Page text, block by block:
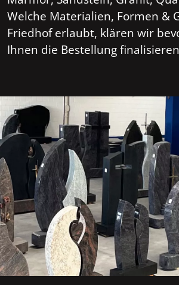
Welche Materialien, Formen &
Friedhof erlaubt, klären wir
Ihnen die Bestellung